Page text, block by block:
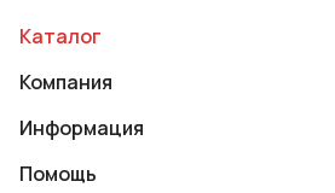
Каталог
Компания
Информация
Помощь